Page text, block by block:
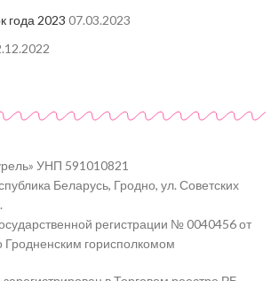
года 2023 07.03.2023
УНП 591010821
Беларусь, Гродно, ул. Советских
регистрации № 0040456 от
Гродненским горисполкомом